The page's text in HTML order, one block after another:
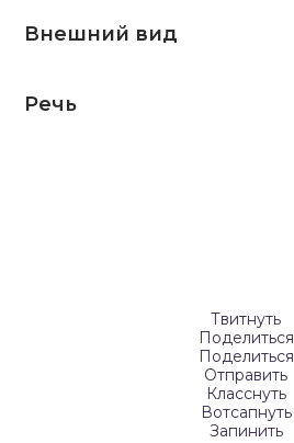
Внешний вид
Речь
Твитнуть
Поделиться
Поделиться
Отправить
Класснуть
Вотсапнуть
Запинить